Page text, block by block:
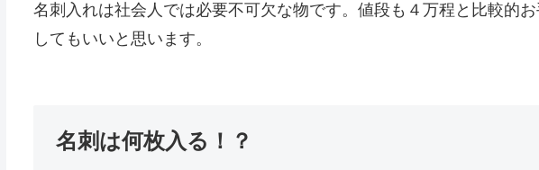
名刺入れは社会人では必要不可欠な物です。値段も４万程と比較的
してもいいと思います。
名刺は何枚入る！？